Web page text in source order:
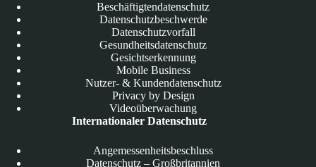
Beschäftigtendatenschutz
Datenschutzbeschwerde
Datenschutzvorfall
Gesundheitsdatenschutz
Gesichtserkennung
Mobile Business
Nutzer- & Kundendatenschutz
Privacy by Design
Videoüberwachung
Internationaler Datenschutz
Angemessenheitsbeschluss
Datenschutz – Großbritannien